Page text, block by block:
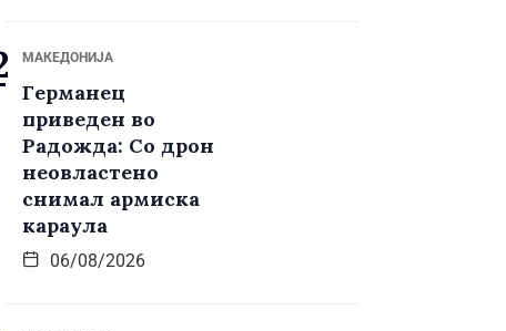
МАКЕДОНИЈА
Германец
приведен во
Радожда: Со дрон
неовластено
снимал армиска
караула
06/08/2026